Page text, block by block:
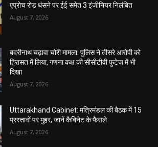
एप्राेच रोड धंसने पर ईई समेत 3 इंजीनियर निलंबित
August 7, 2026
बदरीनाथ चढ़ावा चोरी मामला: पुलिस ने तीसरे आरोपी को
हिरासत में लिया, गणना कक्ष की सीसीटीवी फुटेज में भी
दिखा
August 7, 2026
Uttarakhand Cabinet: मंत्रिमंडल की बैठक में 15
प्रस्तावों पर मुहर, जानें कैबिनेट के फैसले
August 7, 2026